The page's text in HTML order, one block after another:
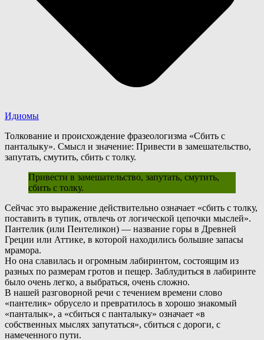
Идиомы
Толкование и происхождение фразеологизма «Сбить с
панталыку». Смысл и значение: Привести в замешательство,
запутать, смутить, сбить с толку.
Привести в замешательство, запутать, смутить,
сбить с толку.
Сейчас это выражение действительно означает «сбить с толку,
поставить в тупик, отвлечь от логической цепочки мыслей».
Пантелик (или Пентеликон) — название горы в Древней
Греции или Аттике, в которой находились большие запасы
мрамора.
Но она славилась и огромным лабиринтом, состоящим из
разных по размерам гротов и пещер. Заблудиться в лабиринте
было очень легко, а выбраться, очень сложно.
В нашей разговорной речи с течением времени слово
«пантелик» обрусело и превратилось в хорошо знакомый
«панталык», а «сбиться с панталыку» означает «в
собственных мыслях запутаться», сбиться с дороги, с
намеченного пути.